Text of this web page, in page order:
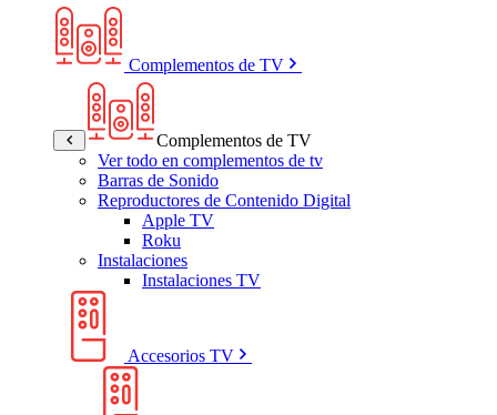
Complementos de TV
Complementos de TV
Ver todo en complementos de tv
Barras de Sonido
Reproductores de Contenido Digital
Apple TV
Roku
Instalaciones
Instalaciones TV
Accesorios TV